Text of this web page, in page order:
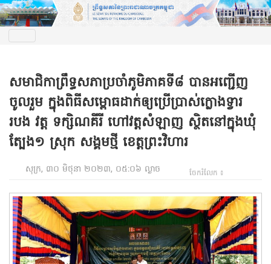
សមាជិកាព្រឹទ្ធសភាប្រចាំភូមិភាគទី៨ បានអញ្ជើញ
ចូលរួម ក្នុងពិធីសម្ពោធដាក់ឲ្យប្រើប្រាស់ក្លោងទ្វារ
របង វត្ត ទក្សិណគីរី ហៅវត្តសំឡាញ ស្ថិតនៅក្នុងឃុំ
ត្បែង១ ស្រុក សង្គមថ្មី ខេត្តព្រះវិហារ
សុក្រ, ៣០ មិថុនា ២០២៣, ០៥:០៦ ល្ងាច ចែករំលែក ៖